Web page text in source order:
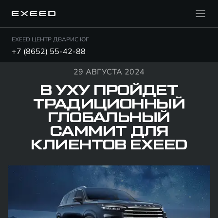
EXEED ЦЕНТР ДВАРИС ЮГ
+7 (8652) 55-42-88
29 АВГУСТА 2024
В УХУ ПРОЙДЕТ
ТРАДИЦИОННЫЙ
ГЛОБАЛЬНЫЙ
САММИТ ДЛЯ
КЛИЕНТОВ EXEED